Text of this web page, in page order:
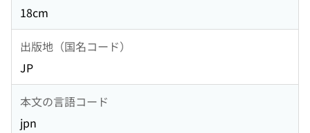
18cm
出版地（国名コード）
JP
本文の言語コード
jpn